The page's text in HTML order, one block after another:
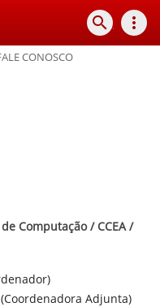
search more_vert
CONOSCO
Computação / CCEA /
Adjunta)